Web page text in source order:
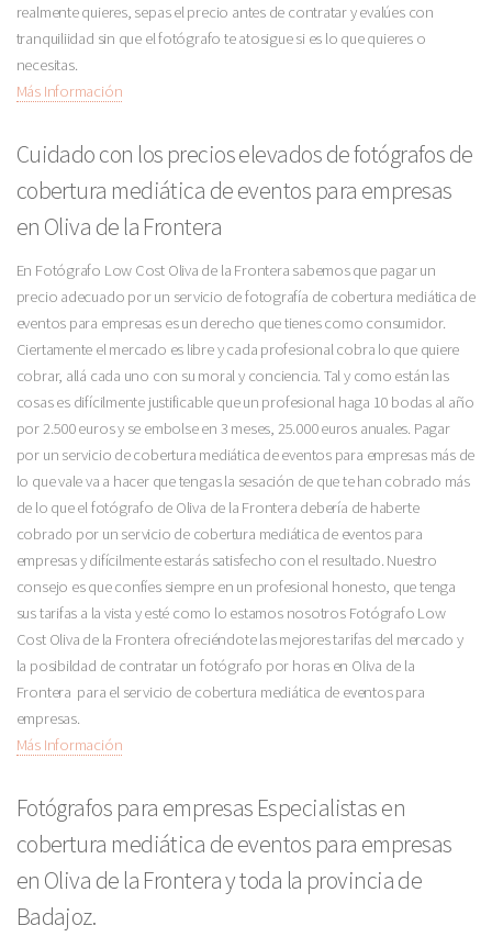
realmente quieres, sepas el precio antes de contratar y evalúes con
tranquiliidad sin que el fotógrafo te atosigue si es lo que quieres o
necesitas.
Más Información
Cuidado con los precios elevados de fotógrafos de
cobertura mediática de eventos para empresas
en Oliva de la Frontera
En Fotógrafo Low Cost Oliva de la Frontera sabemos que pagar un
precio adecuado por un servicio de fotografía de cobertura mediática de
eventos para empresas es un derecho que tienes como consumidor.
Ciertamente el mercado es libre y cada profesional cobra lo que quiere
cobrar, allá cada uno con su moral y conciencia. Tal y como están las
cosas es difícilmente justificable que un profesional haga 10 bodas al año
por 2.500 euros y se embolse en 3 meses, 25.000 euros anuales. Pagar
por un servicio de cobertura mediática de eventos para empresas más de
lo que vale va a hacer que tengas la sesación de que te han cobrado más
de lo que el fotógrafo de Oliva de la Frontera debería de haberte
cobrado por un servicio de cobertura mediática de eventos para
empresas y difícilmente estarás satisfecho con el resultado. Nuestro
consejo es que confíes siempre en un profesional honesto, que tenga
sus tarifas a la vista y esté como lo estamos nosotros Fotógrafo Low
Cost Oliva de la Frontera ofreciéndote las mejores tarifas del mercado y
la posibildad de contratar un fotógrafo por horas en Oliva de la
Frontera para el servicio de cobertura mediática de eventos para
empresas.
Más Información
Fotógrafos para empresas Especialistas en
cobertura mediática de eventos para empresas
en Oliva de la Frontera y toda la provincia de
Badajoz.